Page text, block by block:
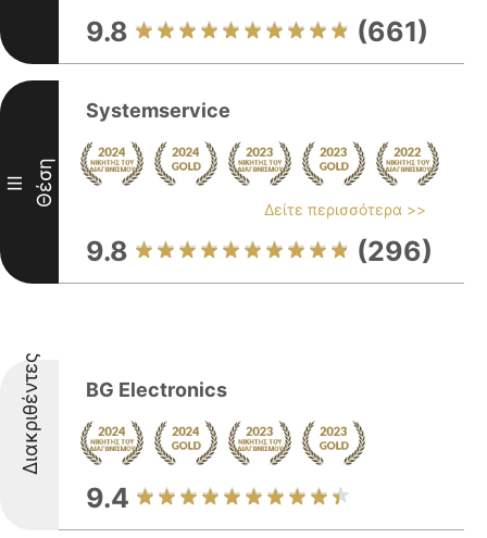
9.8 (661)
III Θέση
Systemservice
Δείτε περισσότερα >>
9.8 (296)
Διακριθέντες BG Electronics
9.4